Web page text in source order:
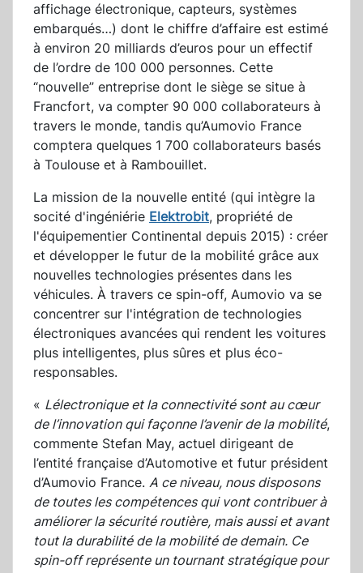
affichage électronique, capteurs, systèmes
embarqués…) dont le chiffre d’affaire est estimé
à environ 20 milliards d’euros pour un effectif
de l’ordre de 100 000 personnes. Cette
“nouvelle” entreprise dont le siège se situe à
Francfort, va compter 90 000 collaborateurs à
travers le monde, tandis qu’Aumovio France
comptera quelques 1 700 collaborateurs basés
à Toulouse et à Rambouillet.
La mission de la nouvelle entité (qui intègre la
socité d'ingéniérie Elektrobit, propriété de
l'équipementier Continental depuis 2015) : créer
et développer le futur de la mobilité grâce aux
nouvelles technologies présentes dans les
véhicules. À travers ce spin-off, Aumovio va se
concentrer sur l'intégration de technologies
électroniques avancées qui rendent les voitures
plus intelligentes, plus sûres et plus éco-
responsables.
« Lélectronique et la connectivité sont au cœur
de l’innovation qui façonne l’avenir de la mobilité,
commente Stefan May, actuel dirigeant de
l’entité française d’Automotive et futur président
d’Aumovio France. A ce niveau, nous disposons
de toutes les compétences qui vont contribuer à
améliorer la sécurité routière, mais aussi et avant
tout la durabilité de la mobilité de demain. Ce
spin-off représente un tournant stratégique pour